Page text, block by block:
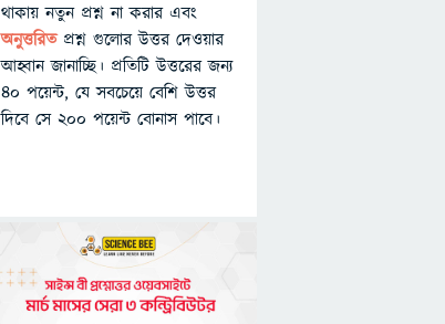
থাকায় নতুন প্রশ্ন না করার এবং
অনুত্তরিত প্রশ্ন গুলোর উত্তর দেওয়ার
আহ্বান জানাচ্ছি। প্রতিটি উত্তরের জন্য
৪০ পয়েন্ট, যে সবচেয়ে বেশি উত্তর
দিবে সে ২০০ পয়েন্ট বোনাস পাবে।